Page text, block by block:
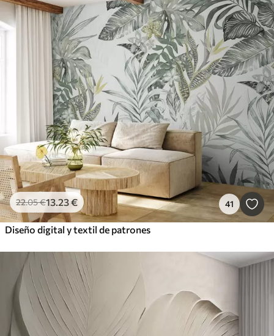
22.05€13.23€ 41
Diseño digital y textil de patrones